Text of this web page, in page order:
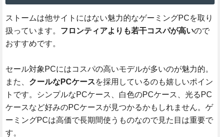
ストームは他サイトにはない魅力的なゲーミングPCを取り
扱っています。 フロンティアよりも若干コスパが高いので
おすすめです。
セール対象PCにはコスパの高いモデルが多いのが魅力的。
また、 クールなPCケースを採用しているのも嬉しいポイン
トです。シンプルなPCケース、白色のPCケース、光るPC
ケースなど好みのPCケースが見つかるかもしれません。ゲ
ーミングPCは高価で長期間使うものなので見た目は重要で
す。